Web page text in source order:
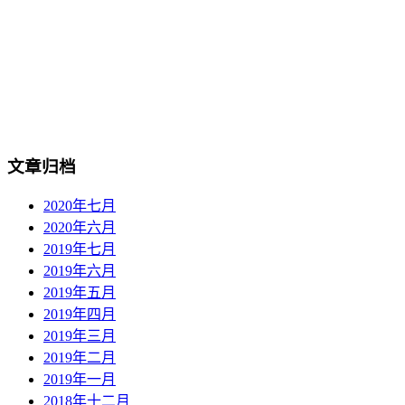
文章归档
2020年七月
2020年六月
2019年七月
2019年六月
2019年五月
2019年四月
2019年三月
2019年二月
2019年一月
2018年十二月